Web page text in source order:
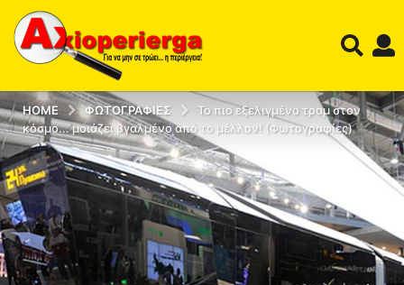
HOME ΦΩΤΟΓΡΑΦΊΕΣ
Το πιο εξελιγμένο τραμ στον
κόσμο... μοιάζει βγαλμένο από το μέλλον! (Φωτογραφίες)